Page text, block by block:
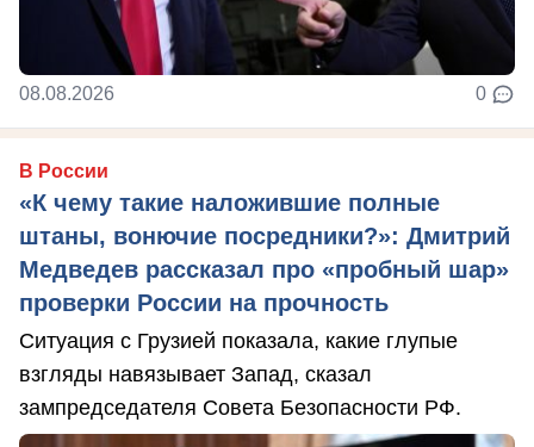
08.08.2026 0
В России
«К чему такие наложившие полные
штаны, вонючие посредники?»: Дмитрий
Медведев рассказал про «пробный шар»
проверки России на прочность
Ситуация с Грузией показала, какие глупые
взгляды навязывает Запад, сказал
зампредседателя Совета Безопасности РФ.